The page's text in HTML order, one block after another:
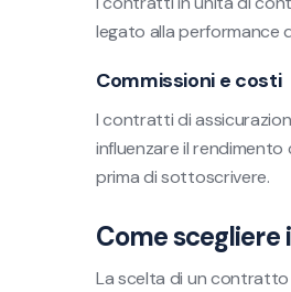
legato alla performance
Commissioni e costi
I contratti di
influenzare il
prima di sottoscrivere.
Come
La scelta di un contratto